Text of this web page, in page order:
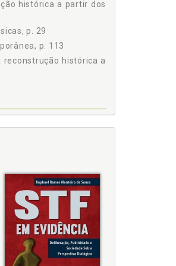
histórica a partir dos
p. 29
p. 113
reconstrução histórica a
construção teórica,
XIX até metade do
fundamentais e
fundamentais e ética